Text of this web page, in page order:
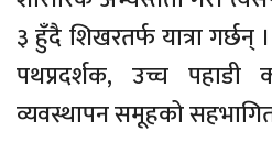
३ हुँदै शिखरतर्फ यात्रा
पथप्रदर्शक, उच्च पहाडी
व्यवस्थापन समूहको